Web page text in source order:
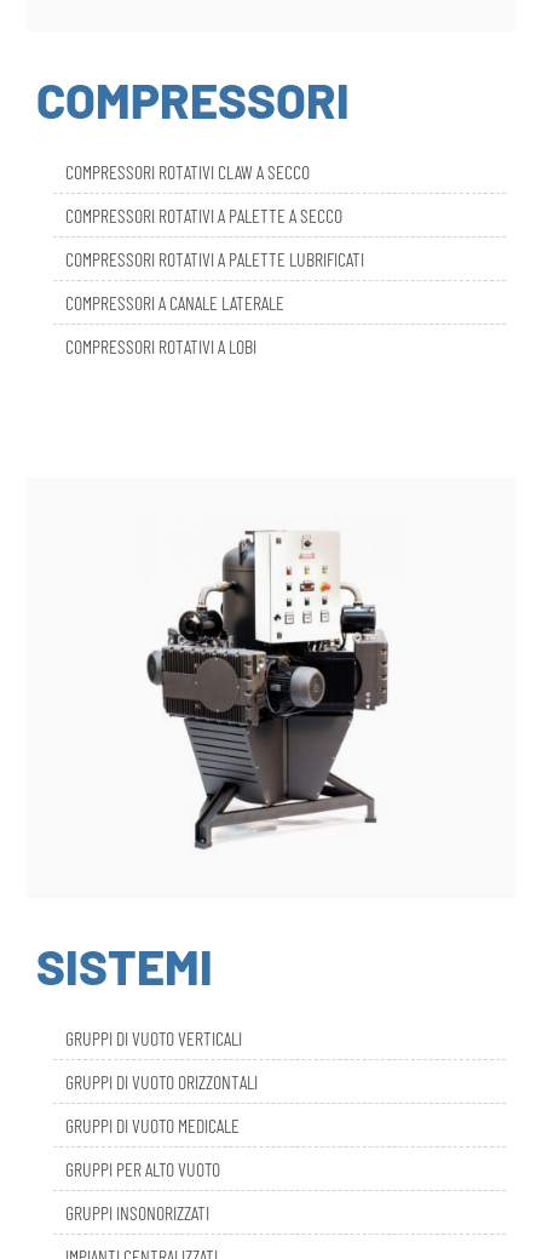
COMPRESSORI
COMPRESSORI ROTATIVI A PALETTE A SECCO
COMPRESSORI ROTATIVI A PALETTE LUBRIFICATI
COMPRESSORI A CANALE LATERALE
COMPRESSORI ROTATIVI A LOBI
SISTEMI
GRUPPI DI VUOTO ORIZZONTALI
GRUPPI DI VUOTO MEDICALE
GRUPPI PER ALTO VUOTO
GRUPPI INSONORIZZATI
IMPIANTI CENTRALIZZATI